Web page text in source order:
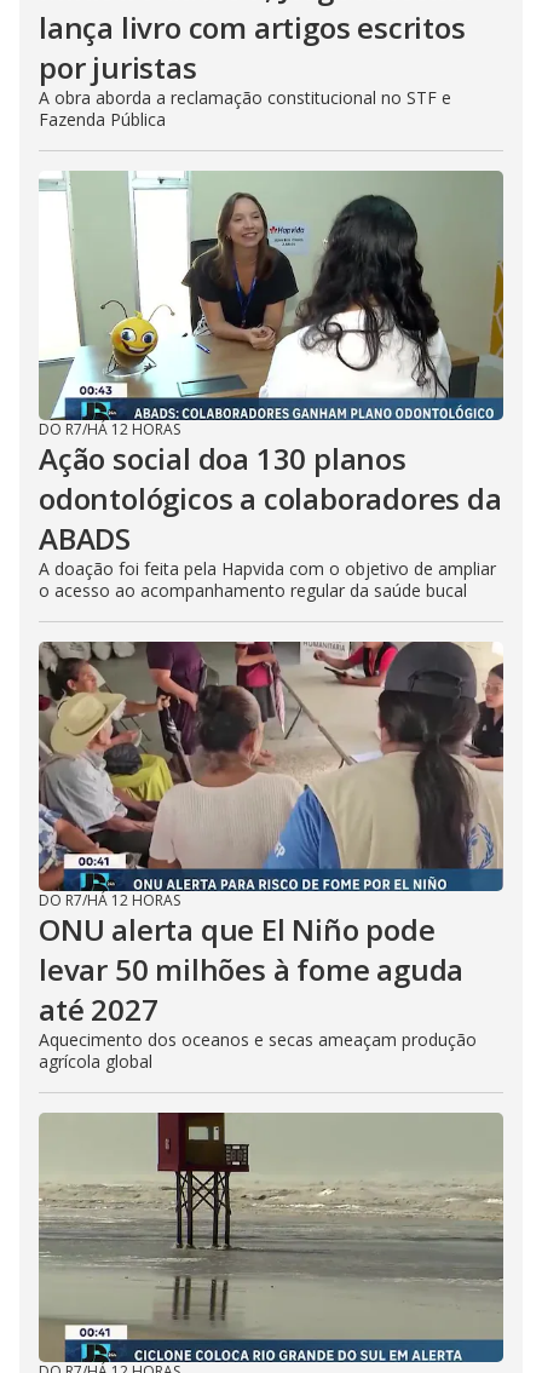
lança livro com artigos escritos
por juristas
A obra aborda a reclamação constitucional no STF e
Fazenda Pública
DO R7/HÁ 12 HORAS
Ação social doa 130 planos
odontológicos a colaboradores da
ABADS
A doação foi feita pela Hapvida com o objetivo de ampliar
o acesso ao acompanhamento regular da saúde bucal
DO R7/HÁ 12 HORAS
ONU alerta que El Niño pode
levar 50 milhões à fome aguda
até 2027
Aquecimento dos oceanos e secas ameaçam produção
agrícola global